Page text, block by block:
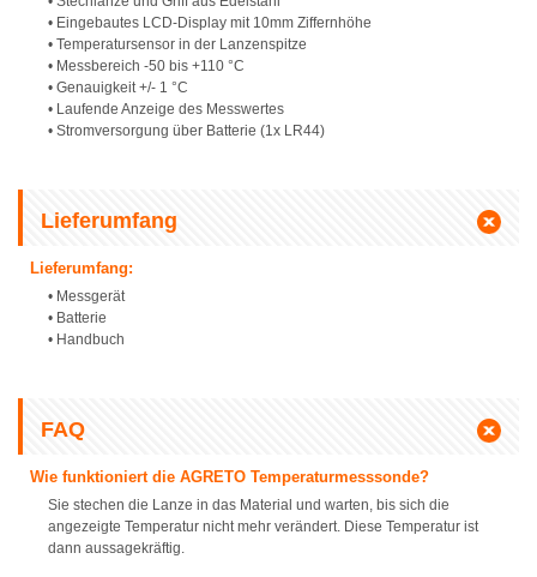
• Eingebautes LCD-Display mit 10mm Ziffernhöhe
• Temperatursensor in der Lanzenspitze
• Messbereich -50 bis +110 °C
• Genauigkeit +/- 1 °C
• Laufende Anzeige des Messwertes
• Stromversorgung über Batterie (1x LR44)
Lieferumfang
Lieferumfang:
• Messgerät
• Batterie
• Handbuch
FAQ
Wie funktioniert die AGRETO Temperaturmesssonde?
Sie stechen die Lanze in das Material und warten, bis sich die
angezeigte Temperatur nicht mehr verändert. Diese Temperatur ist
dann aussagekräftig.